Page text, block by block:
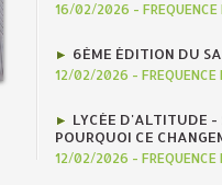
16/02/2026 -
6ÈME ÉDITION DU
12/02/2026 -
LYCÉE D'ALTITUDE -
POURQUOI CE
12/02/2026 -